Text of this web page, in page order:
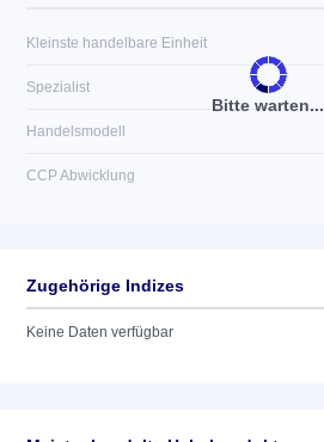
Bitte warten...
Kleinste handelbare Einheit
Spezialist
Handelsmodell
CCP Abwicklung
Zugehörige Indizes
Keine Daten verfügbar